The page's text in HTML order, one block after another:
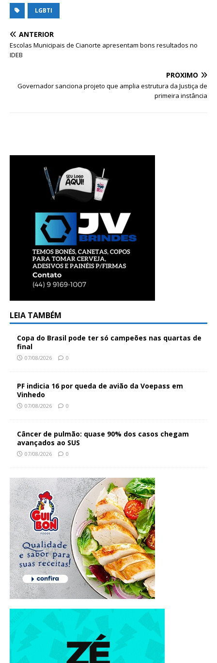
LGBTI
ANTERIOR
Escolas Municipais de Cianorte apresentam bons resultados no
IDEB
PRÓXIMO
Governador sanciona projeto que amplia estrutura da Justiça de
primeira instância
LEIA TAMBÉM
Copa do Brasil pode ter só campeões nas quartas de
final
07/08/2026 0
PF indicia 16 por queda de avião da Voepass em
Vinhedo
07/08/2026 0
Câncer de pulmão: quase 90% dos casos chegam
avançados ao SUS
07/08/2026 0